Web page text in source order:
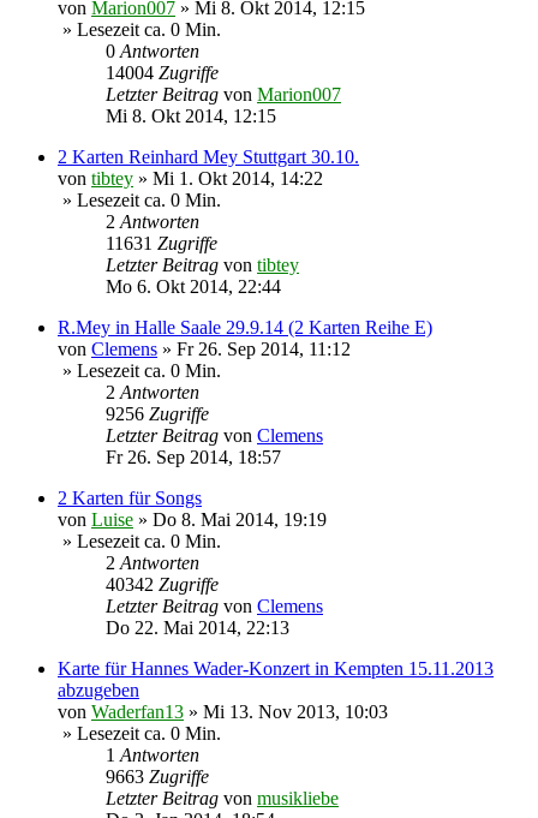
von Marion007 » Mi 8. Okt 2014, 12:15
» Lesezeit ca. 0 Min.
0Antworten
14004 Zugriffe
Letzter Beitrag von Marion007
Mi 8. Okt 2014, 12:15
2 Karten Reinhard Mey Stuttgart 30.10.
von tibtey » Mi 1. Okt 2014, 14:22
» Lesezeit ca. 0 Min.
2Antworten
11631 Zugriffe
Letzter Beitrag von tibtey
Mo 6. Okt 2014, 22:44
R.Mey in Halle Saale 29.9.14 (2 Karten Reihe E)
von Clemens » Fr 26. Sep 2014, 11:12
» Lesezeit ca. 0 Min.
2Antworten
9256 Zugriffe
Letzter Beitrag von Clemens
Fr 26. Sep 2014, 18:57
2 Karten für Songs
von Luise » Do 8. Mai 2014, 19:19
» Lesezeit ca. 0 Min.
2Antworten
40342 Zugriffe
Letzter Beitrag von Clemens
Do 22. Mai 2014, 22:13
Karte für Hannes Wader-Konzert in Kempten 15.11.2013
abzugeben
von Waderfan13 » Mi 13. Nov 2013, 10:03
» Lesezeit ca. 0 Min.
1Antworten
9663 Zugriffe
Letzter Beitrag von musikliebe